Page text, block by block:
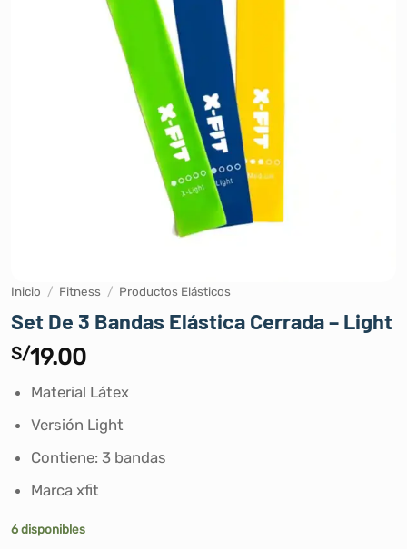
Inicio / Fitness / Productos Elásticos
Set De 3 Bandas Elástica Cerrada – Light
S/19.00
Material Látex
Versión Light
Contiene: 3 bandas
Marca xfit
6 disponibles